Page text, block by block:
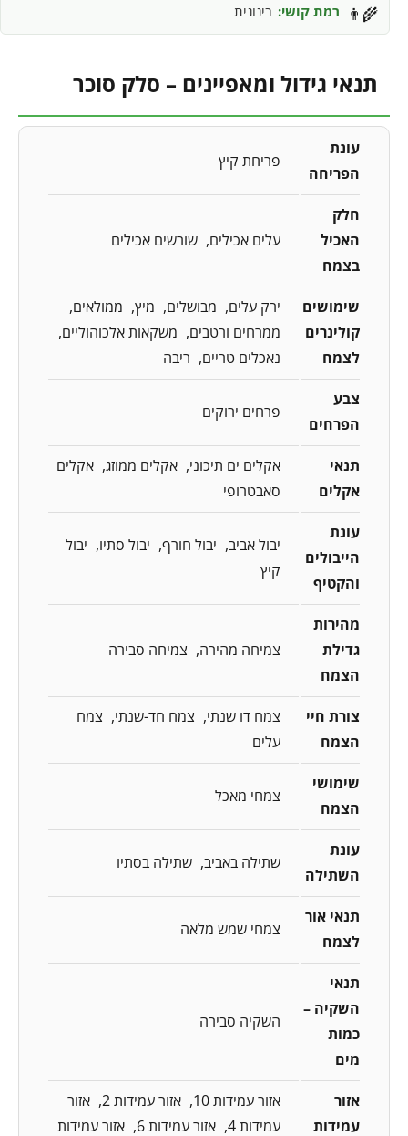
👨‍🌾 רמת קושי: בינונית
תנאי גידול ומאפיינים – סלק סוכר
עונת
הפריחה
פריחת קיץ
חלק
האכיל
בצמח
עלים אכילים שורשים אכילים
שימושים
קולינרים
לצמח
ירק עלים מבושלים מיץ
ממולאים
ממרחים ורטבים
משקאות אלכוהוליים
נאכלים טריים
ריבה
צבע
הפרחים
פרחים ירוקים
תנאי
אקלים
אקלים ים תיכוני אקלים ממוזג אקלים
סאבטרופי
עונת
הייבולים
והקטיף
יבול אביב יבול חורף יבול סתיו
יבול
קיץ
מהירות
גדילת
הצמח
צמיחה מהירה צמיחה סבירה
צורת חיי
הצמח
צמח דו שנתי צמח חד-שנתי
צמח
עלים
שימושי
הצמח
צמחי מאכל
עונת
השתילה
שתילה באביב שתילה בסתיו
תנאי אור
לצמח
צמחי שמש מלאה
תנאי
השקיה –
כמות
מים
השקיה סבירה
אזור
עמידות
אזור עמידות 10 אזור עמידות 2
אזור
עמידות 4
אזור עמידות 6 אזור עמידות